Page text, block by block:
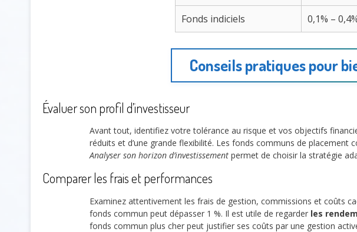
Fonds indiciels 0,1% –
Conseils pratiques pour
Évaluer son profil d’investisseur
Avant tout, identifiez votre tolérance au risque et vos objectifs
réduits et d’une grande flexibilité. Les fonds communs de placement
Analyser son horizon d’investissement permet de choisir la stratégie
Comparer les frais et performances
Examinez attentivement les frais de gestion, commissions et coûts
fonds commun peut dépasser 1 %. Il est utile de regarder les
fonds commun plus cher peut justifier ses coûts par une gestion